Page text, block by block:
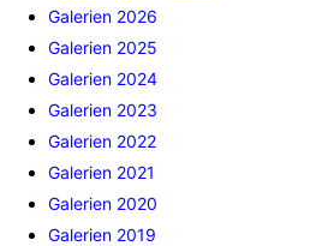
Galerien 2026
Galerien 2025
Galerien 2024
Galerien 2023
Galerien 2022
Galerien 2021
Galerien 2020
Galerien 2019